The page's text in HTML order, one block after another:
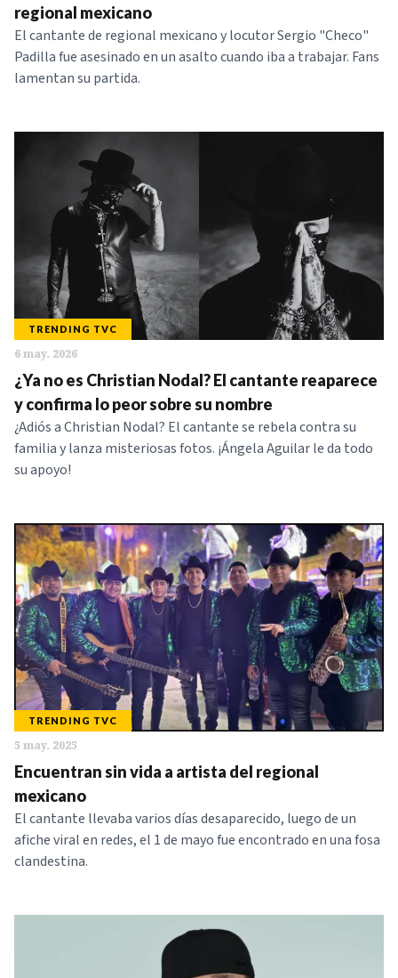
SERIES
regional mexicano
El cantante de regional mexicano y locutor Sergio "Checo"
Padilla fue asesinado en un asalto cuando iba a trabajar. Fans
lamentan su partida.
TRENDING TVC
6 may. 2026
¿Ya no es Christian Nodal? El cantante reaparece
y confirma lo peor sobre su nombre
¿Adiós a Christian Nodal? El cantante se rebela contra su
familia y lanza misteriosas fotos. ¡Ángela Aguilar le da todo
su apoyo!
TRENDING TVC
5 may. 2025
Encuentran sin vida a artista del regional
mexicano
El cantante llevaba varios días desaparecido, luego de un
afiche viral en redes, el 1 de mayo fue encontrado en una fosa
clandestina.